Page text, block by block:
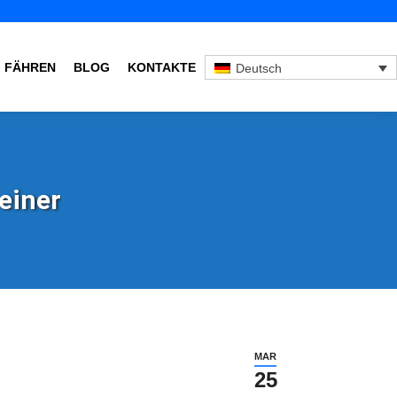
FÄHREN BLOG KONTAKTE Deutsch
MAR
25